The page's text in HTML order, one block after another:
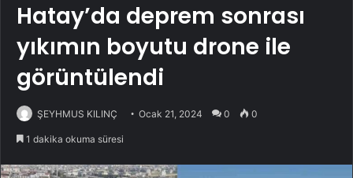
Hatay’da deprem sonrası
yıkımın boyutu drone ile
görüntülendi
ŞEYHMUS KILINÇ Ocak 21, 2024 0 0
1 dakika okuma süresi